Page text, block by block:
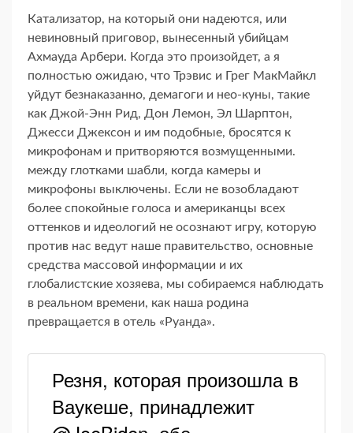
Катализатор, на который они надеются, или
невиновный приговор, вынесенный убийцам
Ахмауда Арбери. Когда это произойдет, а я
полностью ожидаю, что Трэвис и Грег МакМайкл
уйдут безнаказанно, демагоги и нео-куны, такие
как Джой-Энн Рид, Дон Лемон, Эл Шарптон,
Джесси Джексон и им подобные, бросятся к
микрофонам и притворяются возмущенными.
между глотками шабли, когда камеры и
микрофоны выключены. Если не возобладают
более спокойные голоса и американцы всех
оттенков и идеологий не осознают игру, которую
против нас ведут наше правительство, основные
средства массовой информации и их
глобалистские хозяева, мы собираемся наблюдать
в реальном времени, как наша родина
превращается в отель «Руанда».
Резня, которая произошла в
Ваукеше, принадлежит